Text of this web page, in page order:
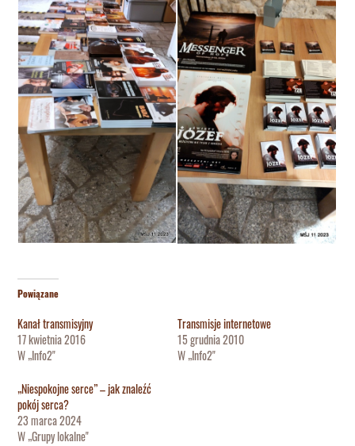
Powiązane
Kanał transmisyjny
17 kwietnia 2016
W „Info2"
Transmisje internetowe
15 grudnia 2010
W „Info2"
„Niespokojne serce” – jak znaleźć
pokój serca?
23 marca 2024
W „Grupy lokalne"